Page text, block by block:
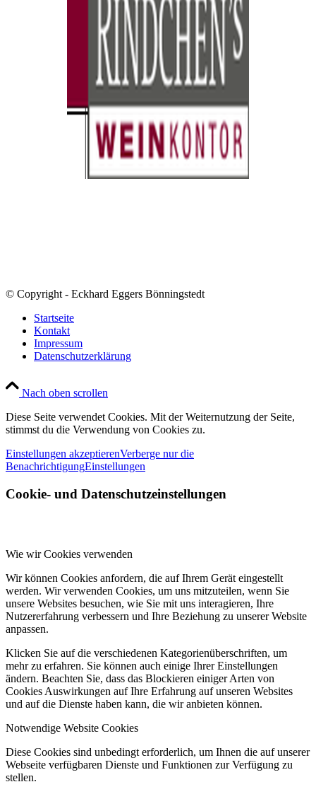
© Copyright - Eckhard Eggers Bönningstedt
Startseite
Kontakt
Impressum
Datenschutzerklärung
Nach oben scrollen
Diese Seite verwendet Cookies. Mit der Weiternutzung der Seite,
stimmst du die Verwendung von Cookies zu.
Einstellungen akzeptierenVerberge nur die
BenachrichtigungEinstellungen
Cookie- und Datenschutzeinstellungen
Wie wir Cookies verwenden
Wir können Cookies anfordern, die auf Ihrem Gerät eingestellt
werden. Wir verwenden Cookies, um uns mitzuteilen, wenn Sie
unsere Websites besuchen, wie Sie mit uns interagieren, Ihre
Nutzererfahrung verbessern und Ihre Beziehung zu unserer Website
anpassen.
Klicken Sie auf die verschiedenen Kategorienüberschriften, um
mehr zu erfahren. Sie können auch einige Ihrer Einstellungen
ändern. Beachten Sie, dass das Blockieren einiger Arten von
Cookies Auswirkungen auf Ihre Erfahrung auf unseren Websites
und auf die Dienste haben kann, die wir anbieten können.
Notwendige Website Cookies
Diese Cookies sind unbedingt erforderlich, um Ihnen die auf unserer
Webseite verfügbaren Dienste und Funktionen zur Verfügung zu
stellen.